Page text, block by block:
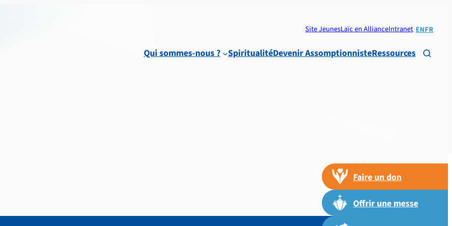
Site JeunesLaïc en AllianceIntranet ENFR
Qui sommes-nous ? SpiritualitéDevenir AssomptionnisteRessources 
Faire un don
Offrir une messe